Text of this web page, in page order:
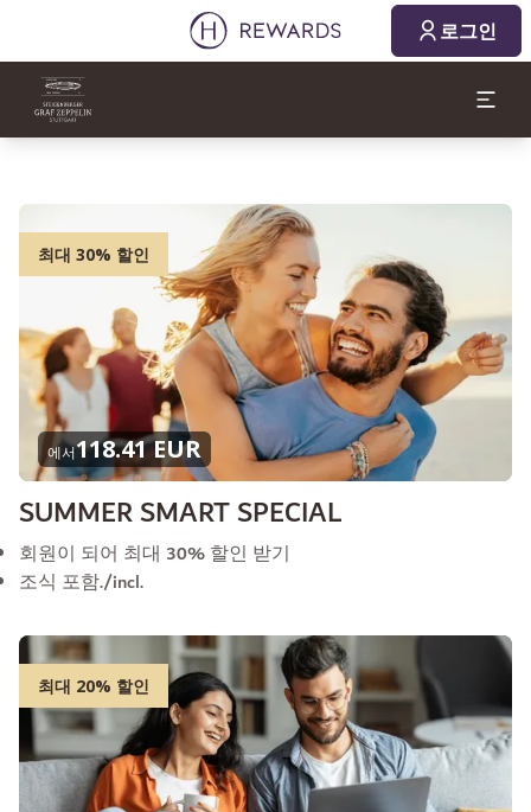
로그인
최대 30% 할인
에서118.41 EUR
SUMMER SMART SPECIAL
회원이 되어 최대 30% 할인 받기
조식 포함./incl.
최대 20% 할인